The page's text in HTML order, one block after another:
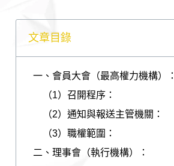
文章目錄
一、會員大會（最高權力機構）：
（1）召開程序：
（2）通知與報送主管機關：
（3）職權範圍：
二、理事會（執行機構）：